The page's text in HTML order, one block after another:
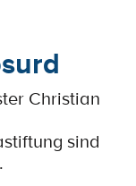
Christian
sind